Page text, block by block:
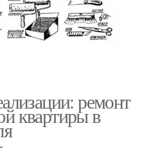
ремонт
квартиры в